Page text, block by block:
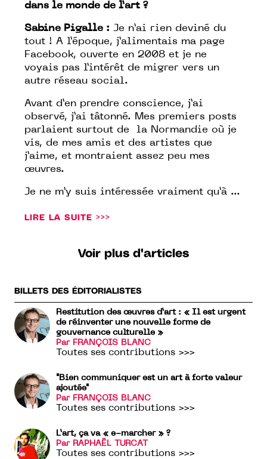
dans le monde de l’art ?
Sabine Pigalle : Je n’ai rien deviné du
tout ! A l’époque, j’alimentais ma page
Facebook, ouverte en 2008 et je ne
voyais pas l’intérêt de migrer vers un
autre réseau social.
Avant d’en prendre conscience, j’ai
observé, j’ai tâtonné. Mes premiers posts
parlaient surtout de la Normandie où je
vis, de mes amis et des artistes que
j’aime, et montraient assez peu mes
œuvres.
Je ne m’y suis intéressée vraiment qu’à ...
LIRE LA SUITE >>>
Voir plus d'articles
BILLETS DES ÉDITORIALISTES
Restitution des œuvres d’art : « Il est urgent
de réinventer une nouvelle forme de
gouvernance culturelle »
Par FRANÇOIS BLANC
Toutes ses contributions >>>
"Bien communiquer est un art à forte valeur
ajoutée"
Par FRANÇOIS BLANC
Toutes ses contributions >>>
L’art, ça va « e-marcher » ?
Par RAPHAËL TURCAT
Toutes ses contributions >>>